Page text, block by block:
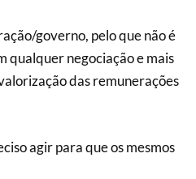
governo, pelo que não é
qualquer negociação e mais
das remunerações
agir para que os mesmos